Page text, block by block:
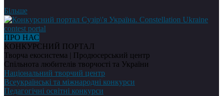
Більше
ПРО НАС
КОНКУРСНИЙ ПОРТАЛ
Творча екосистема | Продюсерський центр
Спільнота любителів творчості та України
Національний творчий центр
Всеукраїнські та міжнародні конкурси
Педагогічні освітні конкурси